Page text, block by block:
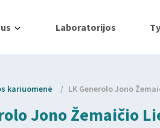
Laboratorijos
kariuomenė / LK Generolo Jono
Jono Žemaičio